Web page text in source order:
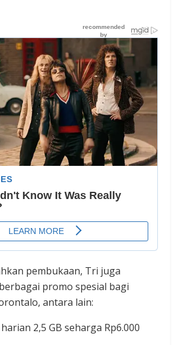
pembukaan, Tri juga
promo spesial bagi
antara lain:
2,5 GB seharga Rp6.000